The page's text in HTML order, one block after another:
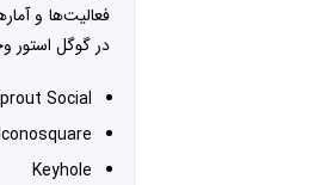
فعالیت‌ها و
در گوگل استور
Social
Keyhole